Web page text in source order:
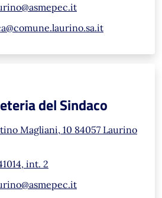
del Sindaco
Magliani, 10 84057 Laurino
int. 2